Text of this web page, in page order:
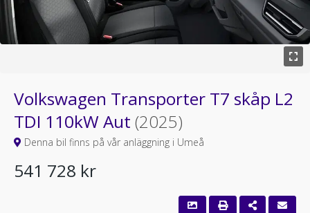
Volkswagen Transporter T7 skåp L2
TDI 110kW Aut (2025)
Denna bil finns på vår anläggning i Umeå
541 728 kr